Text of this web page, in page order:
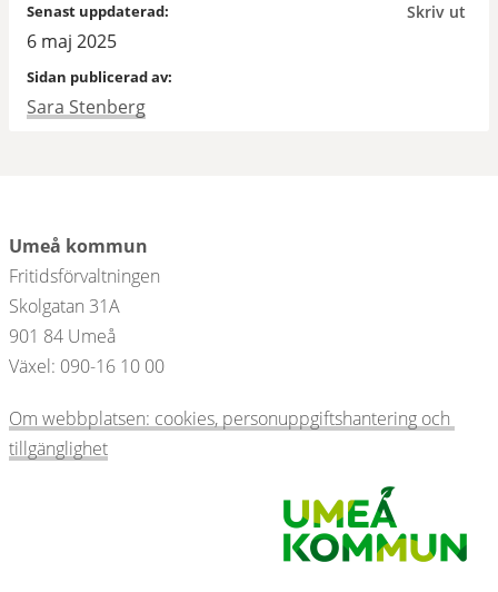
Skriv ut
Senast uppdaterad:
6 maj 2025
Sidan publicerad av:
Sara Stenberg
Umeå kommun
Fritidsförvaltningen
Skolgatan 31A
901 84 Umeå
Växel: 090-16 10 00
Om webbplatsen: cookies, personuppgiftshantering och
tillgänglighet